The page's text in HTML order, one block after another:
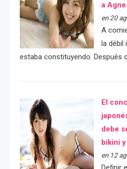
a
en 20
A
la débil
estaba constituyendo. Después
El
debe
bikini
en 12